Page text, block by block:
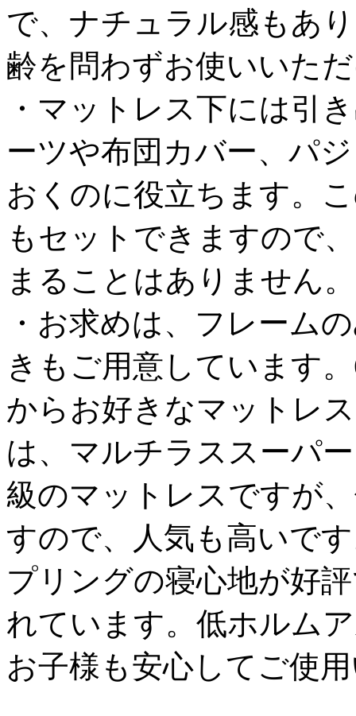
で、ナチュラル感もあ
齢を問わずお使いいた
・マットレス下には引
ーツや布団カバー、パ
おくのに役立ちます。
もセットできますので
まることはありません。
・お求めは、フレーム
きもご用意しています
からお好きなマットレ
は、マルチラススーパ
級のマットレスですが
すので、人気も高いで
プリングの寝心地が好
れています。低ホルム
お子様も安心してご使